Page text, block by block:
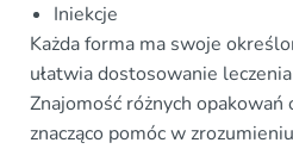
Iniekcje
Każda forma ma swoje
ułatwia dostosowanie
Znajomość różnych
znacząco pomóc w